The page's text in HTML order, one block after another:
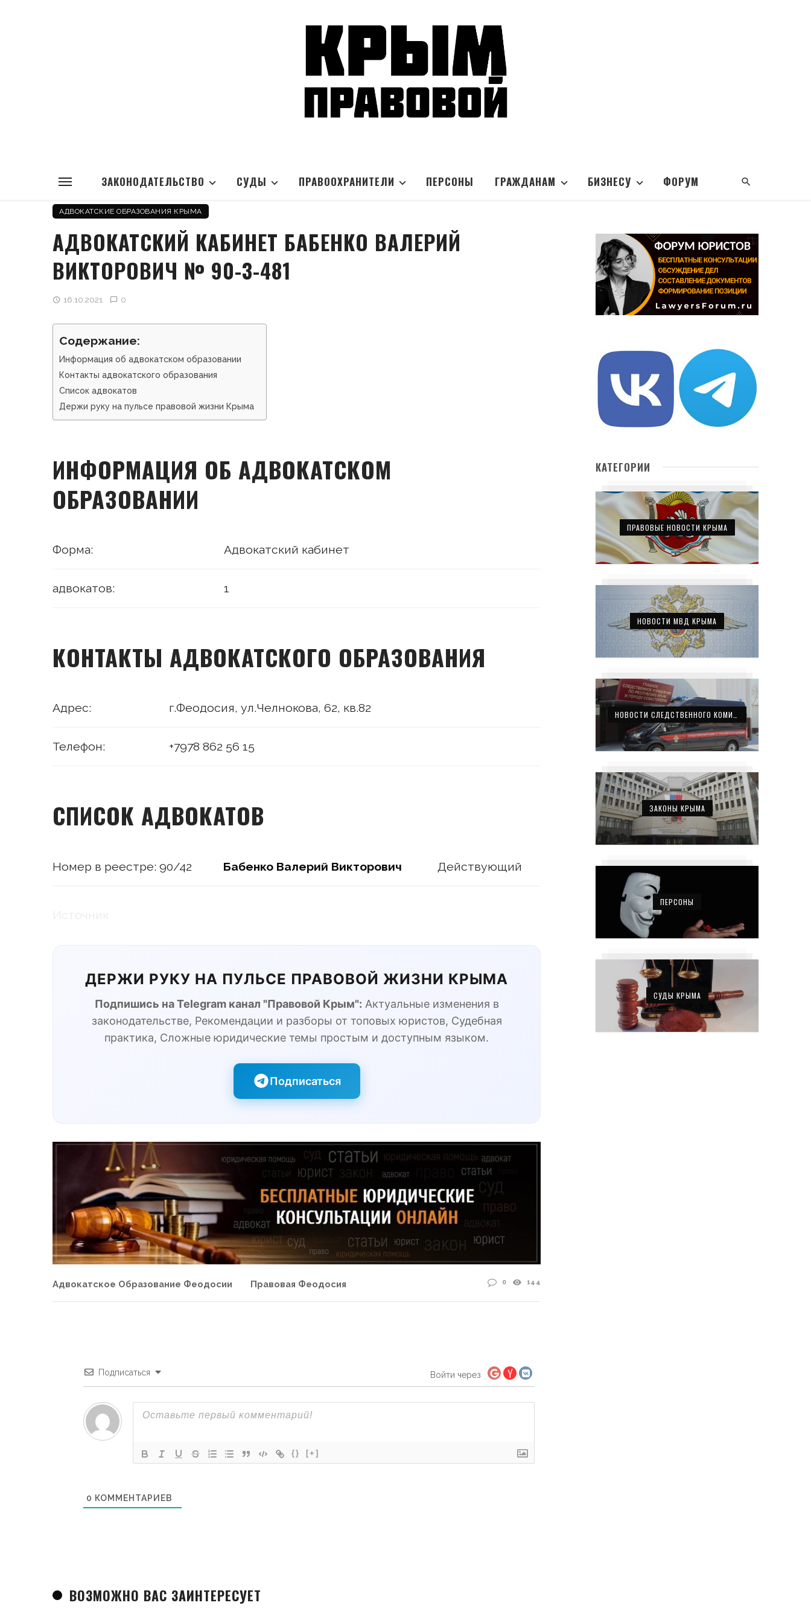
ЗАКОНОДАТЕЛЬСТВО СУДЫ ПРАВООХРАНИТЕЛИ ПЕРСОНЫ ГРАЖДАНАМ БИЗНЕСУ ФОРУМ
АДВОКАТСКИЕ ОБРАЗОВАНИЯ КРЫМА
АДВОКАТСКИЙ КАБИНЕТ БАБЕНКО ВАЛЕРИЙ
ВИКТОРОВИЧ № 90-3-481
16.10.2021 0
Содержание:
Информация об адвокатском образовании
Контакты адвокатского образования
Список адвокатов
Держи руку на пульсе правовой жизни Крыма
ИНФОРМАЦИЯ ОБ АДВОКАТСКОМ
ОБРАЗОВАНИИ
Форма: Адвокатский кабинет
адвокатов: 1
КОНТАКТЫ АДВОКАТСКОГО ОБРАЗОВАНИЯ
Адрес: г.Феодосия, ул.Челнокова, 62, кв.82
Телефон: +7978 862 56 15
СПИСОК АДВОКАТОВ
Номер в реестре: 90/42 Бабенко Валерий Викторович Действующий
ДЕРЖИ РУКУ НА ПУЛЬСЕ ПРАВОВОЙ ЖИЗНИ КРЫМА
Подпишись на Telegram канал "Правовой Крым": Актуальные изменения в
законодательстве, Рекомендации и разборы от топовых юристов, Судебная
практика, Сложные юридические темы простым и доступным языком.
Подписаться
Адвокатское Образование Феодосии Правовая Феодосия 0 144
Подписаться Войти через
{} [+]
0 КОММЕНТАРИЕВ
ВОЗМОЖНО ВАС ЗАИНТЕРЕСУЕТ
КАТЕГОРИИ
ПРАВОВЫЕ НОВОСТИ КРЫМА
НОВОСТИ МВД КРЫМА
ЗАКОНЫ КРЫМА
ПЕРСОНЫ
СУДЫ КРЫМА